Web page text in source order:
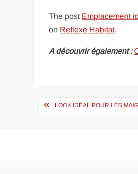
The post Emplacement
on Reflexe Habitat.
A découvrir également :
Navigation
LOOK IDÉAL POUR LES